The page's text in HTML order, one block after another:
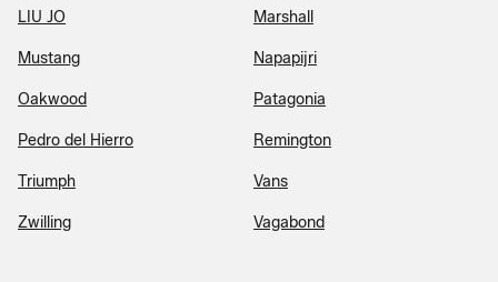
LIU JO Marshall
Mustang Napapijri
Oakwood Patagonia
Pedro del Hierro Remington
Triumph Vans
Zwilling Vagabond